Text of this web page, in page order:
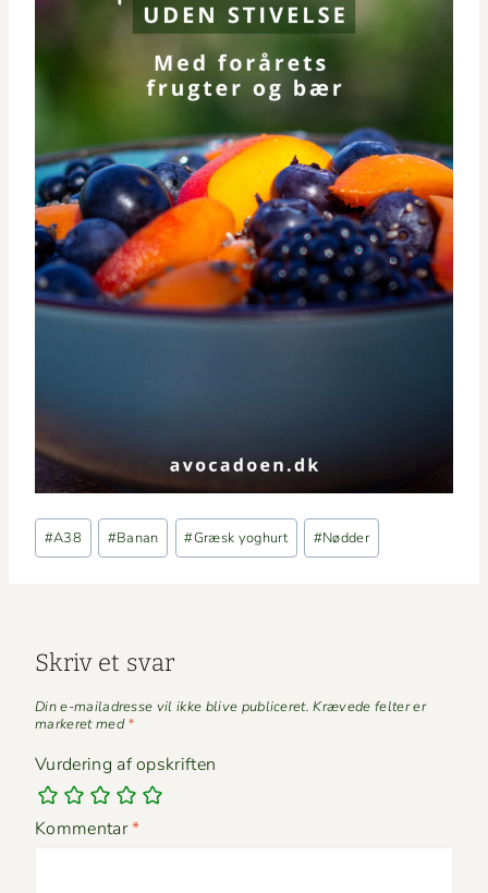
Indlæg-
tags:
#A38 #Banan #Græsk yoghurt #Nødder
Skriv et svar
Din e-mailadresse vil ikke blive publiceret. Krævede felter er
markeret med*
Vurdering af opskriften
Kommentar*